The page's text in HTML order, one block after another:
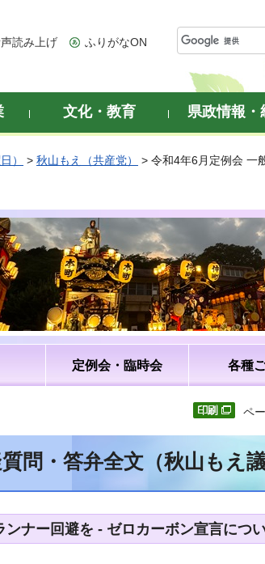
読み上げ ふりがなON
文化・教育 県政情報・
） > 秋山もえ（共産党）
> 令和4年6月定例会 一
定例会・臨時会 各種
ペ
問・答弁全文（秋山もえ議
ナー回避を - ゼロカーボン宣言につ